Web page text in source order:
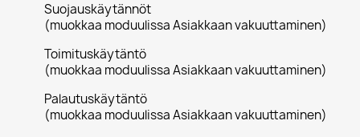
Suojauskäytännöt
(muokkaa moduulissa Asiakkaan vakuuttaminen)
Toimituskäytäntö
(muokkaa moduulissa Asiakkaan vakuuttaminen)
Palautuskäytäntö
(muokkaa moduulissa Asiakkaan vakuuttaminen)